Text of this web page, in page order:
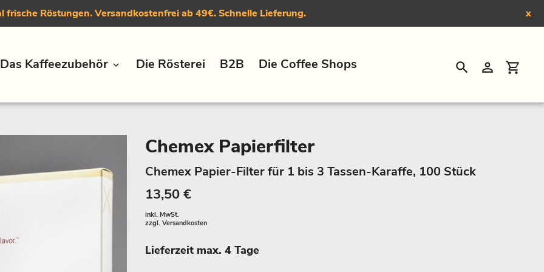
frische Röstungen. Versandkostenfrei ab 49€. Schnelle Lieferung. x
Das Kaffeezubehör Die Rösterei B2B Die Coffee Shops
SuchenEinloggen
Chemex Papierfilter
Chemex Papier-Filter für 1 bis 3 Tassen-Karaffe, 100 Stück
13,50 €
inkl. MwSt.
zzgl. Versandkosten
Lieferzeit max. 4 Tage